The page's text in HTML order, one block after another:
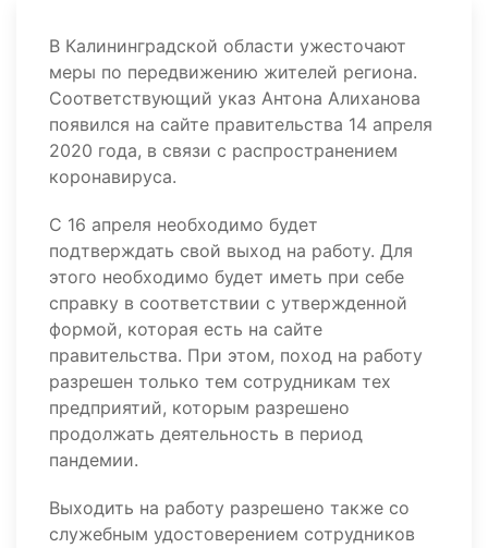
В Калининградской области ужесточают
меры по передвижению жителей региона.
Соответствующий указ Антона Алиханова
появился на сайте правительства 14 апреля
2020 года, в связи с распространением
коронавируса.
С 16 апреля необходимо будет
подтверждать свой выход на работу. Для
этого необходимо будет иметь при себе
справку в соответствии с утвержденной
формой, которая есть на сайте
правительства. При этом, поход на работу
разрешен только тем сотрудникам тех
предприятий, которым разрешено
продолжать деятельность в период
пандемии.
Выходить на работу разрешено также со
служебным удостоверением сотрудников